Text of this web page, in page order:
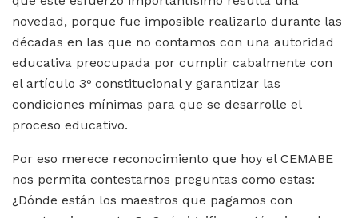
novedad, porque fue imposible realizarlo durante las
décadas en las que no contamos con una autoridad
educativa preocupada por cumplir cabalmente con
el artículo 3º constitucional y garantizar las
condiciones mínimas para que se desarrolle el
proceso educativo.
Por eso merece reconocimiento que hoy el CEMABE
nos permita contestarnos preguntas como estas:
¿Dónde están los maestros que pagamos con